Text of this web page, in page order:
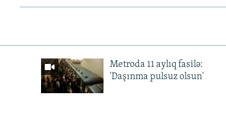
Metroda 11 aylıq fasilə:
'Daşınma pulsuz olsun'